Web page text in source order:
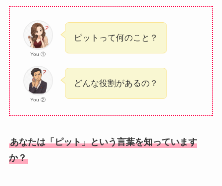
You ①
ピットって何のこと？
You ②
どんな役割があるの？
あなたは「ピット」という言葉を知っています
か？